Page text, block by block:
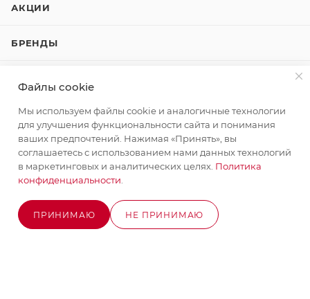
В КОРЗИНУ
АКЦИИ
БРЕНДЫ
КАК КУПИТЬ
КОНТАКТЫ
+7 (495) 580-58-52 ЗАКАЗАТЬ ЗВОНОК
info@stroyx.ru
Файлы cookie
Мы используем файлы cookie и аналогичные технологии
для улучшения функциональности сайта и понимания
ваших предпочтений. Нажимая «Принять», вы
соглашаетесь с использованием нами данных технологий
в маркетинговых и аналитических целях. Политика
конфиденциальности
ПРИНИМАЮ НЕ ПРИНИМАЮ